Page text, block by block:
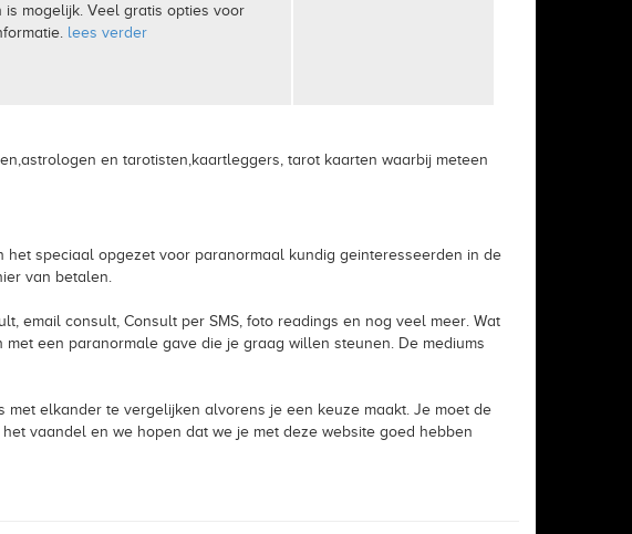
is mogelijk. Veel gratis opties voor
lees verder
en tarotisten,kaartleggers, tarot kaarten waarbij meteen
speciaal opgezet voor paranormaal kundig geinteresseerden in de
van betalen.
email consult, Consult per SMS, foto readings en nog veel meer. Wat
een paranormale gave die je graag willen steunen. De mediums
elkander te vergelijken alvorens je een keuze maakt. Je moet de
vaandel en we hopen dat we je met deze website goed hebben